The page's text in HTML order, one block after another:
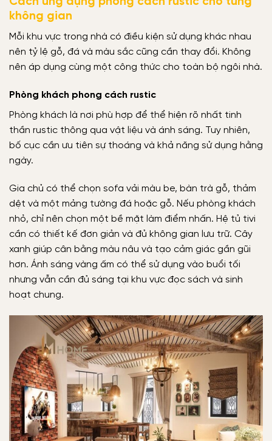
không gian
Mỗi khu vực trong nhà có điều kiện sử dụng khác nhau
nên tỷ lệ gỗ, đá và màu sắc cũng cần thay đổi. Không
nên áp dụng cùng một công thức cho toàn bộ ngôi nhà.
Phòng khách phong cách rustic
Phòng khách là nơi phù hợp để thể hiện rõ nhất tinh
thần rustic thông qua vật liệu và ánh sáng. Tuy nhiên,
bố cục cần ưu tiên sự thoáng và khả năng sử dụng hằng
ngày.
Gia chủ có thể chọn sofa vải màu be, bàn trà gỗ, thảm
dệt và một mảng tường đá hoặc gỗ. Nếu phòng khách
nhỏ, chỉ nên chọn một bề mặt làm điểm nhấn. Hệ tủ tivi
cần có thiết kế đơn giản và đủ không gian lưu trữ. Cây
xanh giúp cân bằng màu nâu và tạo cảm giác gần gũi
hơn. Ánh sáng vàng ấm có thể sử dụng vào buổi tối
nhưng vẫn cần đủ sáng tại khu vực đọc sách và sinh
hoạt chung.